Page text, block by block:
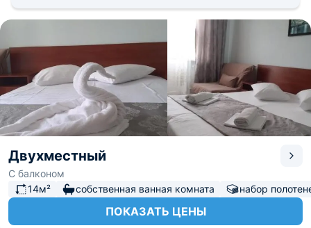
доступности находится аквапарк, дельфинарий, парк
аттракционов. Расстояние до ближайшего аэропорта
Двухместный
С балконом
14м²
собственная ванная комната набор
ПОКАЗАТЬ ЦЕНЫ